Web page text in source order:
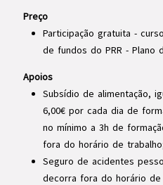
Preço
Participação gratuita -
de fundos do PRR - Plano
Apoios
Subsídio de alimentação,
6,00€ por cada dia de
no mínimo a 3h de
fora do horário de
Seguro de acidentes
decorra fora do horário de